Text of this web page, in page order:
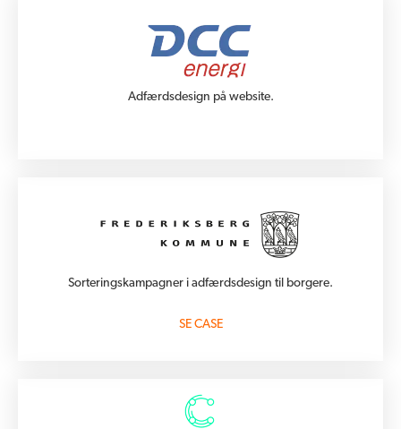
Adfærdsdesign på website.
Sorteringskampagner i adfærdsdesign til borgere.
SE CASE